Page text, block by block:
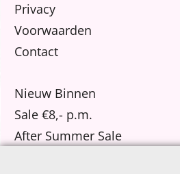
Privacy
Voorwaarden
Contact
Nieuw Binnen
Sale €8,- p.m.
After Summer Sale